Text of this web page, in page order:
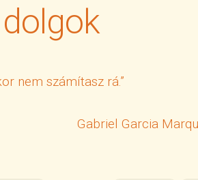
nem számítasz rá.”
Gabriel Garcia